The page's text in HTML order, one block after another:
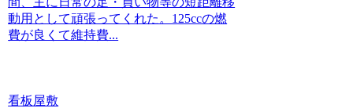
動用として頑張ってくれた。125ccの燃
費が良くて維持費...
看板屋敷